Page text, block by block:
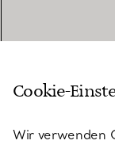
KUNDENSERVICE
Cookie-
Wir verwenden